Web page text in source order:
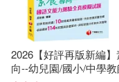
宮西達也(2)
崔鍾雷(2)
國際學村(4)
小魯文化(4)
2026【好評再版新編
向--幼兒園/國小/中學